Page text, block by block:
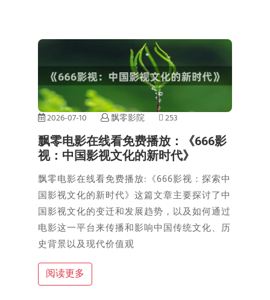
2026-07-10 飘零影院 253
飘零电影在线看免费播放：《666影
视：中国影视文化的新时代》
飘零电影在线看免费播放:《666影视：探索中
国影视文化的新时代》这篇文章主要探讨了中
国影视文化的变迁和发展趋势，以及如何通过
电影这一平台来传播和影响中国传统文化、历
史背景以及现代价值观
阅读更多